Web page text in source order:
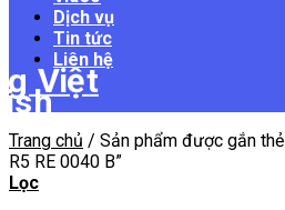
Dịch vụ
Tin tức
Liên hệ
Trang chủ / Sản phẩm được gắn
R5 RE 0040 B”
Lọc